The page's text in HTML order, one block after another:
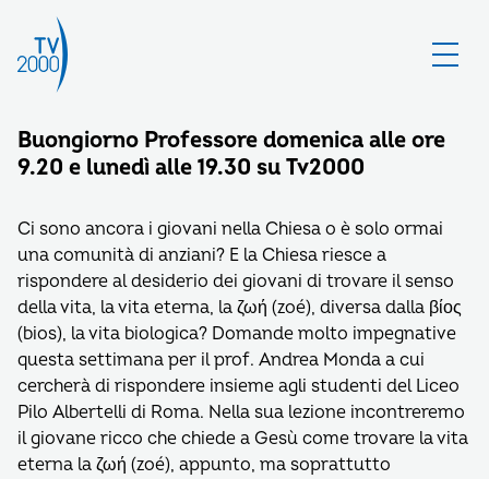
Buongiorno Professore domenica alle ore
9.20 e lunedì alle 19.30 su Tv2000
Ci sono ancora i giovani nella Chiesa o è solo ormai
una comunità di anziani? E la Chiesa riesce a
rispondere al desiderio dei giovani di trovare il senso
della vita, la vita eterna, la ζωή (zoé), diversa dalla βίος
(bios), la vita biologica? Domande molto impegnative
questa settimana per il prof. Andrea Monda a cui
cercherà di rispondere insieme agli studenti del Liceo
Pilo Albertelli di Roma. Nella sua lezione incontreremo
il giovane ricco che chiede a Gesù come trovare la vita
eterna la ζωή (zoé), appunto, ma soprattutto